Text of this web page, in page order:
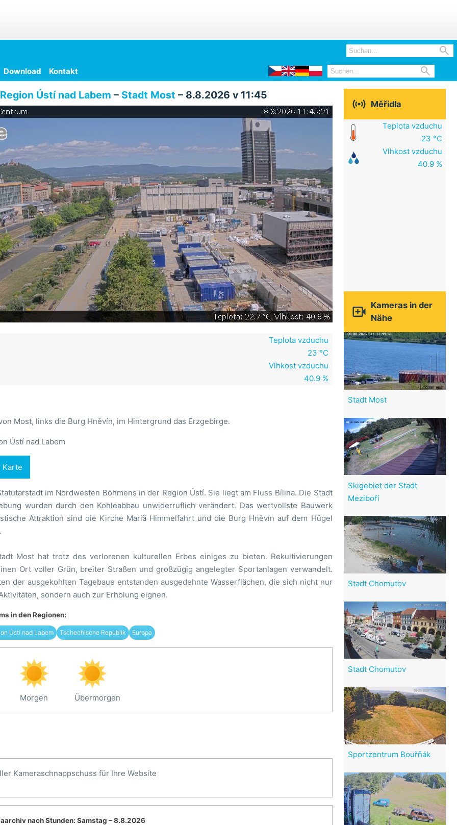

Download Kontakt 
Region Ústí nad Labem – Stadt Most – 8.8.2026 v 11:45
Teplota vzduchu
23 °C
Vlhkost vzduchu
40.9 %
Most, links die Burg Hněvín, im Hintergrund das Erzgebirge.
Ústí nad Labem
Karte
im Nordwesten Böhmens in der Region Ústí. Sie liegt am Fluss Bílina. Die Stadt
wurden durch den Kohleabbau unwiderruflich verändert. Das wertvollste Bauwerk
Attraktion sind die Kirche Mariä Himmelfahrt und die Burg Hněvín auf dem Hügel
Most hat trotz des verlorenen kulturellen Erbes einiges zu bieten. Rekultivierungen
Ort voller Grün, breiter Straßen und großzügig angelegter Sportanlagen verwandelt.
der ausgekohlten Tagebaue entstanden ausgedehnte Wasserflächen, die sich nicht nur
sondern auch zur Erholung eignen.
in den Regionen:
Ústí nad Labem Tschechische Republik Europa
Morgen Übermorgen
Kameraschnappschuss für Ihre Website
nach Stunden: Samstag – 8.8.2026
 Měřidla
Teplota vzduchu
23 °C
Vlhkost vzduchu
40.9 %
 Kameras in der
Nähe
Stadt Most
Skigebiet der Stadt
Meziboří
Stadt Chomutov
Stadt Chomutov
Sportzentrum Bouřňák